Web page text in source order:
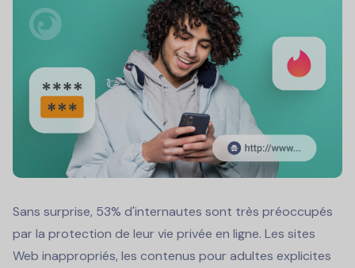
Sans surprise, 53% d'internautes sont très préoccupés
par la protection de leur vie privée en ligne. Les sites
Web inappropriés, les contenus pour adultes explicites